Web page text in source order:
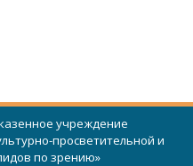
учреждение
просветительной и
по зрению»